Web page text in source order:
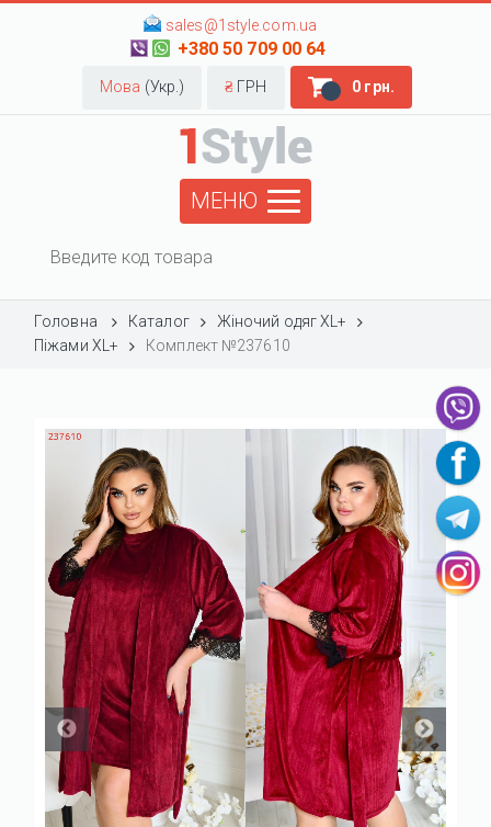
sales@1style.com.ua
+380 50 709 00 64
Мова (Укр.) ₴ ГРН 0 грн.
МЕНЮ
Головна Каталог
Жіночий одяг XL+
Піжами XL+
Комплект №237610